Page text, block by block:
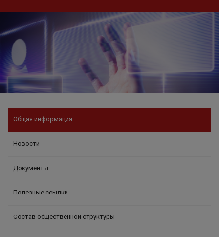
Общая информация
Новости
Документы
Полезные ссылки
Состав общественной структуры